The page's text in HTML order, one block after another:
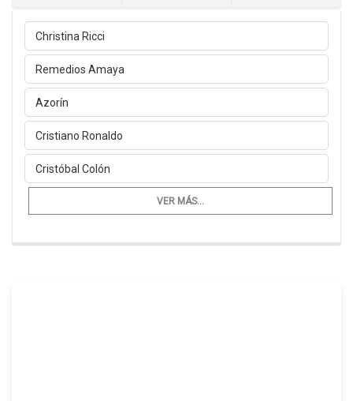
Christina Ricci
Remedios Amaya
Azorín
Cristiano Ronaldo
Cristóbal Colón
VER MÁS...